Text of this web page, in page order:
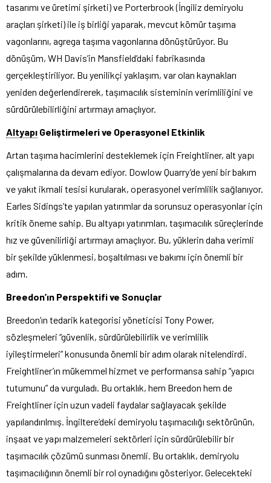
tasarımı ve üretimi şirketi) ve Porterbrook (İngiliz demiryolu
araçları şirketi) ile iş birliği yaparak, mevcut kömür taşıma
vagonlarını, agrega taşıma vagonlarına dönüştürüyor. Bu
dönüşüm, WH Davis’in Mansfield’daki fabrikasında
gerçekleştiriliyor. Bu yenilikçi yaklaşım, var olan kaynakları
yeniden değerlendirerek, taşımacılık sisteminin verimliliğini ve
sürdürülebilirliğini artırmayı amaçlıyor.
Altyapı Geliştirmeleri ve Operasyonel Etkinlik
Artan taşıma hacimlerini desteklemek için Freightliner, alt yapı
çalışmalarına da devam ediyor. Dowlow Quarry’de yeni bir bakım
ve yakıt ikmali tesisi kurularak, operasyonel verimlilik sağlanıyor.
Earles Sidings’te yapılan yatırımlar da sorunsuz operasyonlar için
kritik öneme sahip. Bu altyapı yatırımları, taşımacılık süreçlerinde
hız ve güvenilirliği artırmayı amaçlıyor. Bu, yüklerin daha verimli
bir şekilde yüklenmesi, boşaltılması ve bakımı için önemli bir
adım.
Breedon’ın Perspektifi ve Sonuçlar
Breedon’ın tedarik kategorisi yöneticisi Tony Power,
sözleşmeleri “güvenlik, sürdürülebilirlik ve verimlilik
iyileştirmeleri” konusunda önemli bir adım olarak nitelendirdi.
Freightliner’ın mükemmel hizmet ve performansa sahip “yapıcı
tutumunu” da vurguladı. Bu ortaklık, hem Breedon hem de
Freightliner için uzun vadeli faydalar sağlayacak şekilde
yapılandırılmış. İngiltere’deki demiryolu taşımacılığı sektörünün,
inşaat ve yapı malzemeleri sektörleri için sürdürülebilir bir
taşımacılık çözümü sunması önemli. Bu ortaklık, demiryolu
taşımacılığının önemli bir rol oynadığını gösteriyor. Gelecekteki